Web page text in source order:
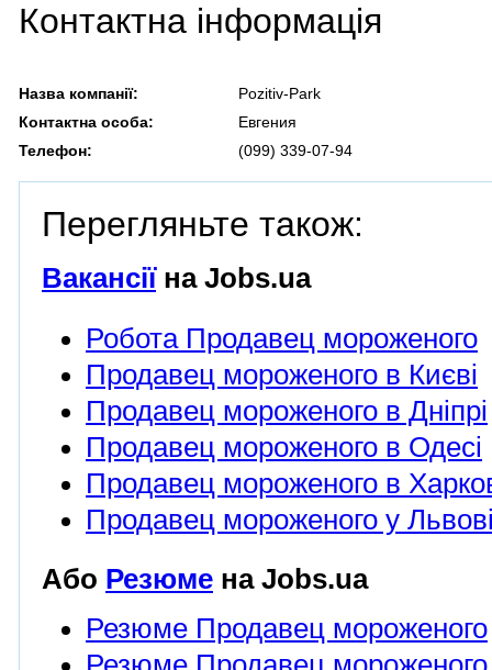
Контактна інформація
Назва компанії:
Pozitiv-Park
Контактна особа:
Евгения
Телефон:
(099) 339-07-94
Перегляньте також:
Вакансіїна Jobs.ua
Робота Продавец мороженого
Продавец мороженого в Києві
Продавец мороженого в Дніпрі
Продавец мороженого в Одесі
Продавец мороженого в
Продавец мороженого у
Або Резюме на Jobs.ua
Резюме Продавец мороженого